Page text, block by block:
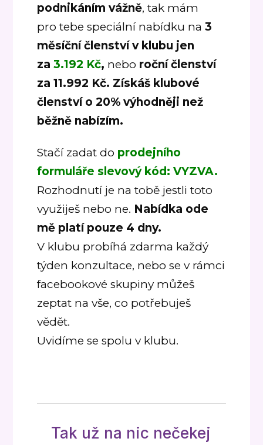
podnikáním vážně, tak mám
pro tebe speciální nabídku na 3
měsíční členství v klubu jen
za 3.192 Kč, nebo roční členství
za 11.992 Kč. Získáš klubové
členství o 20% výhodněji než
běžně nabízím.
Stačí zadat do prodejního
formuláře slevový kód: VYZVA.
Rozhodnutí je na tobě jestli toto
využiješ nebo ne. Nabídka ode
mě platí pouze 4 dny.
V klubu probíhá zdarma každý
týden konzultace, nebo se v rámci
facebookové skupiny můžeš
zeptat na vše, co potřebuješ
vědět.
Uvidíme se spolu v klubu.
Tak už na nic nečekej